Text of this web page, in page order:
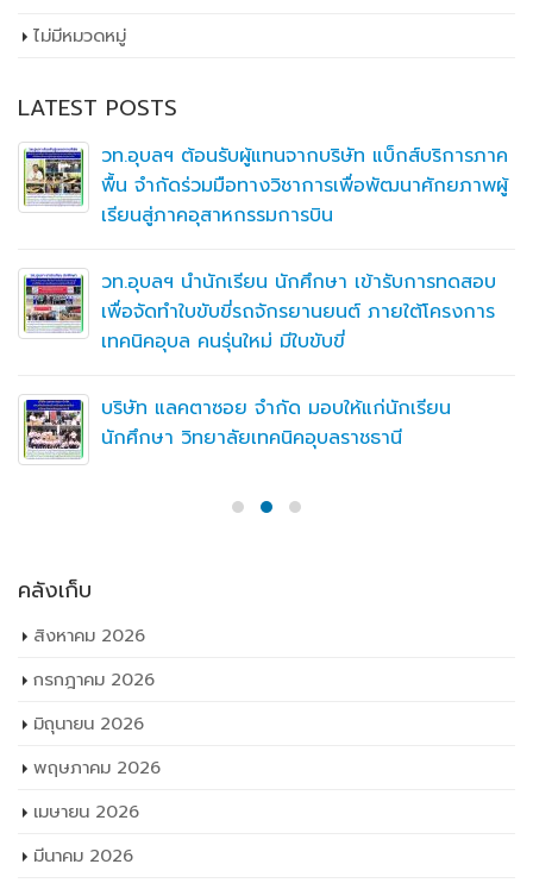
ไม่มีหมวดหมู่
LATEST POSTS
วท.อุบลฯ ต้อนรับผู้แทนจากบริษัท แบ็กส์บริการภาค
พื้น จำกัดร่วมมือทางวิชาการเพื่อพัฒนาศักยภาพผู้
เรียนสู่ภาคอุสาหกรรมการบิน
วท.อุบลฯ นำนักเรียน นักศึกษา เข้ารับการทดสอบ
เพื่อจัดทำใบขับขี่รถจักรยานยนต์ ภายใต้โครงการ
เทคนิคอุบล คนรุ่นใหม่ มีใบขับขี่
บริษัท แลคตาซอย จำกัด มอบให้แก่นักเรียน
นักศึกษา วิทยาลัยเทคนิคอุบลราชธานี
คลังเก็บ
สิงหาคม 2026
กรกฎาคม 2026
มิถุนายน 2026
พฤษภาคม 2026
เมษายน 2026
มีนาคม 2026